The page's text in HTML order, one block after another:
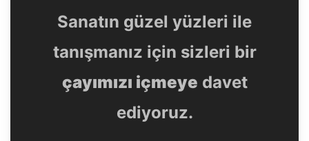
Sanatın güzel yüzleri ile
tanışmanız için sizleri bir
çayımızı içmeye davet
ediyoruz.